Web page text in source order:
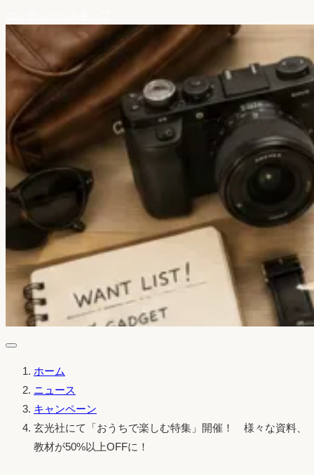
ホーム
ニュース
キャンペーン
玄光社にて「おうちで楽しむ特集」開催！ 様々な資料、
教材が50%以上OFFに！